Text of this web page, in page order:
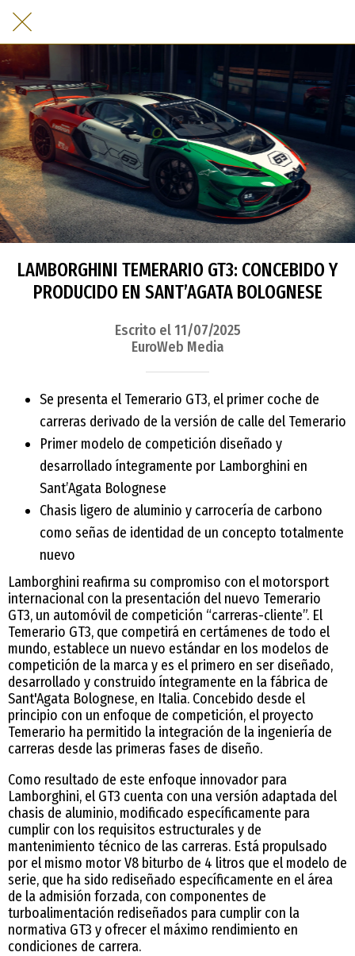
LAMBORGHINI TEMERARIO GT3: CONCEBIDO Y
PRODUCIDO EN SANT’AGATA BOLOGNESE
Escrito el 11/07/2025
EuroWeb Media
Se presenta el Temerario GT3, el primer coche de
carreras derivado de la versión de calle del Temerario
Primer modelo de competición diseñado y
desarrollado íntegramente por Lamborghini en
Sant’Agata Bolognese
Chasis ligero de aluminio y carrocería de carbono
como señas de identidad de un concepto totalmente
nuevo
Lamborghini reafirma su compromiso con el motorsport
internacional con la presentación del nuevo Temerario
GT3, un automóvil de competición “carreras-cliente”. El
Temerario GT3, que competirá en certámenes de todo el
mundo, establece un nuevo estándar en los modelos de
competición de la marca y es el primero en ser diseñado,
desarrollado y construido íntegramente en la fábrica de
Sant'Agata Bolognese, en Italia. Concebido desde el
principio con un enfoque de competición, el proyecto
Temerario ha permitido la integración de la ingeniería de
carreras desde las primeras fases de diseño.
Como resultado de este enfoque innovador para
Lamborghini, el GT3 cuenta con una versión adaptada del
chasis de aluminio, modificado específicamente para
cumplir con los requisitos estructurales y de
mantenimiento técnico de las carreras. Está propulsado
por el mismo motor V8 biturbo de 4 litros que el modelo de
serie, que ha sido rediseñado específicamente en el área
de la admisión forzada, con componentes de
turboalimentación rediseñados para cumplir con la
normativa GT3 y ofrecer el máximo rendimiento en
condiciones de carrera.